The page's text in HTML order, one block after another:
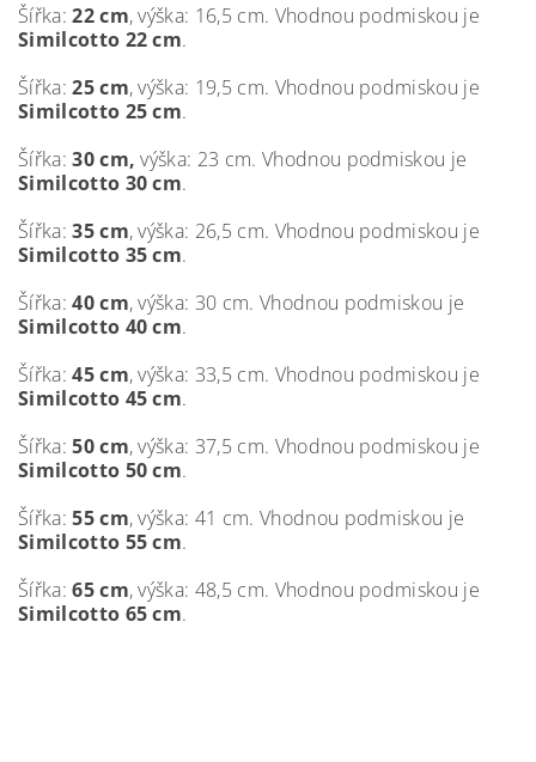
Šířka:22cm, výška: 16,5 cm. Vhodnou podmiskou je
Similcotto 22 cm.
Šířka:25cm, výška: 19,5 cm. Vhodnou podmiskou je
Similcotto 25 cm.
Šířka:30 cm, výška: 23 cm. Vhodnou podmiskou je
Similcotto 30 cm.
Šířka:35 cm, výška: 26,5 cm. Vhodnou podmiskou je
Similcotto 35 cm.
Šířka:40 cm, výška: 30 cm. Vhodnou podmiskou je
Similcotto 40 cm.
Šířka:45 cm, výška: 33,5 cm. Vhodnou podmiskou je
Similcotto 45 cm.
Šířka:50 cm, výška: 37,5 cm. Vhodnou podmiskou je
Similcotto 50 cm.
Šířka:55 cm, výška: 41 cm. Vhodnou podmiskou je
Similcotto 55 cm.
Šířka:65 cm, výška: 48,5 cm. Vhodnou podmiskou je
Similcotto 65 cm.